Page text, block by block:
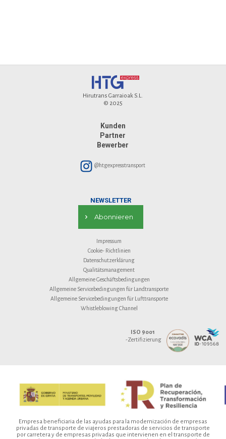
Hirutrans Garraioak S.L.
© 2025
Kunden
Partner
Bewerber
@htgexpresstransport
NEWSLETTER
Abonnieren
Impressum
Cookie- Richtlinien
Datenschutzerklärung
Qualitätsmanagement
Allgemeine Geschäftsbedingungen
Allgemeine Servicebedingungen für Landtransporte
Allgemeine Servicebedingungen für Lufttransporte
Whistleblowing Channel
ISO 9001
-Zertifizierung
Empresa beneficiaria de las ayudas para la modernización de empresas
privadas de transporte de viajeros prestadoras de servicios de transporte
por carretera y de empresas privadas que intervienen en el transporte de